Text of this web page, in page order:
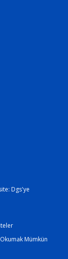
Dgs'ye
Mümkün